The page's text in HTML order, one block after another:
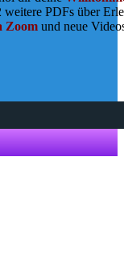
PDFs über
Zoom und neue